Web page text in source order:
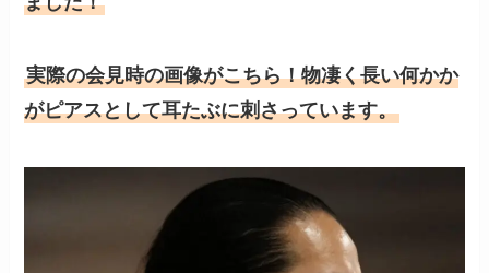
実際の会見時の画像がこちら！物凄く長い何かか
がピアスとして耳たぶに刺さっています。